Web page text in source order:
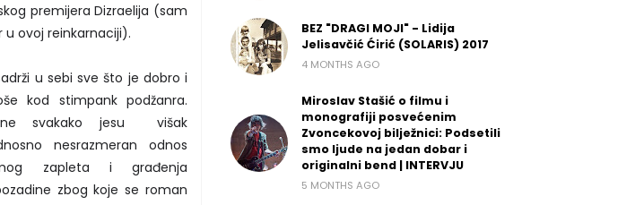
premijera Dizraelija (sam
u ovoj reinkarnaciji).
u sebi sve što je dobro i
kod stimpank podžanra.
svakako jesu višak
nesrazmeran odnos
zapleta i građenja
zbog koje se roman
BEZ "DRAGI MOJI" - Lidija
Jelisavčić Ćirić (SOLARIS) 2017
4 MONTHS AGO
Miroslav Stašić o filmu i
monografiji posvećenim
Zvoncekovoj bilježnici: Podsetili
smo ljude na jedan dobar i
originalni bend | INTERVJU
5 MONTHS AGO